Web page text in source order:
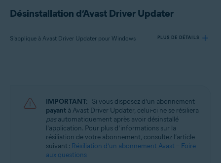
Désinstallation d’Avast Driver Updater
S’applique à Avast Driver Updater pour Windows PLUS DE DÉTAILS
Systèmes d'exploitation:
Microsoft Windows 11 Famille/Pro/Entreprise/Éducation
Microsoft Windows 10 Famille/Pro/Entreprise/Éducation (32/64 bits)
Microsoft Windows 8.1/Professionnel/Entreprise (32/64 bits)
Microsoft Windows 8/Professionnel/Entreprise (32/64 bits)
Microsoft Windows 7 Édition Familiale Basique/Édition Familiale
IMPORTANT: Si vous disposez d’un abonnement
payant à Avast Driver Updater, celui-ci ne se résiliera
pasautomatiquement après avoir désinstallé
l’application. Pour plus d’informations sur la
résiliation de votre abonnement, consultez l’article
suivant : Résiliation d’un abonnement Avast – Foire
aux questions